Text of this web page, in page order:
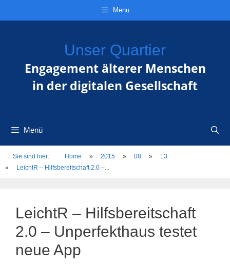
Menu
Unser Quartier
Engagement älterer Menschen
in der digitalen Gesellschaft
Menü
Sie sind hier: Home » 2015 » 08 »
13
»
LeichtR – Hilfsbereitschaft 2.0 –...
LeichtR – Hilfsbereitschaft
2.0 – Unperfekthaus testet
neue App